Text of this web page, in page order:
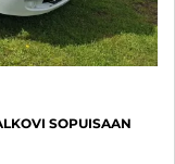
SOPUISAAN